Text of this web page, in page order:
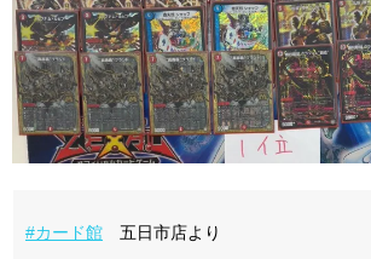
#カード館 五日市店より